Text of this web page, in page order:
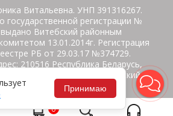
Витальевна. УНП 391316267.
государственной регистрации №
Витебский районным
13.01.2014г. Регистрация
РБ от 29.03.17 №374729.
210516 Республика Беларусь,
Витебский район, Бабиничский с/
ул.Школьная
Потребителям на заметку
0
Принимаю